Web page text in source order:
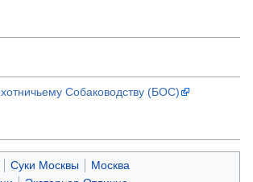
Собаководству (БОС)
Суки Москвы
Москва